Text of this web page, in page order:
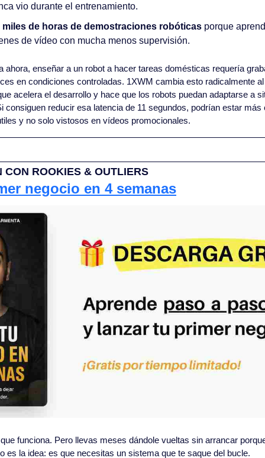
vio durante el entrenamiento.
de horas de demostraciones robóticas porque
de vídeo con mucha menos supervisión.
ahora, enseñar a un robot a hacer tareas domésticas requería
en condiciones controladas. 1XWM cambia esto radicalmente
acelera el desarrollo y hace que los robots puedan adaptarse a
consiguen reducir esa latencia de 11 segundos, podrían estar más
y no solo vistosos en vídeos promocionales.
CON ROOKIES & OUTLIERS
negocio en 4 semanas
funciona. Pero llevas meses dándole vueltas sin arrancar
es la idea: es que necesitas un sistema que te saque del bucle.